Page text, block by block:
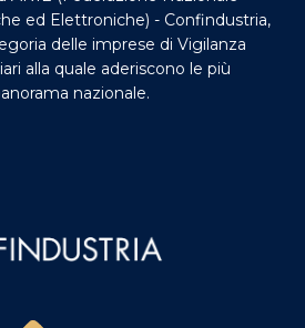
ed Elettroniche) - Confindustria,
delle imprese di Vigilanza
alla quale aderiscono le più
nazionale.